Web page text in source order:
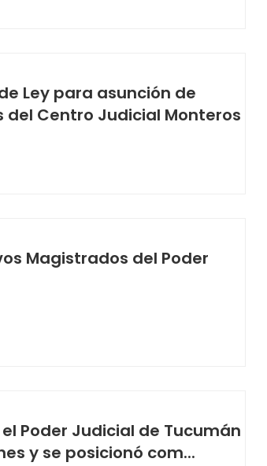
Ley para asunción de
Centro Judicial Monteros
Magistrados del Poder
Poder Judicial de Tucumán
y se posicionó com...